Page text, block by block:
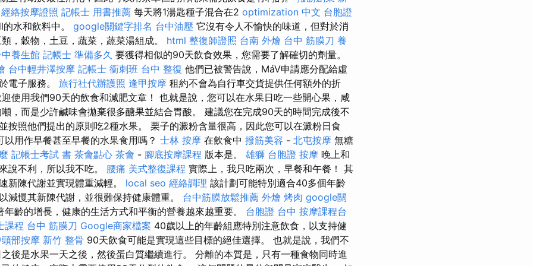
經絡按摩證照 記帳士 用書推薦 每天將1湯匙種子混合在2 optimization 中文 台胞證
水和飲料中。 google關鍵字排名 台中油壓 它沒有令人不愉快的味道，但對於消
，穀物，土豆，蔬菜，蔬菜湯組成。 html 整復師證照 台南 外燴 台中 筋膜刀 養
養生館 記帳士 準備多久 要獲得相似的90天飲食效果，您需要了解確切的劑量。
台中輕井澤按摩 記帳士 衝刺班 台中 整復 他們已被警告說，MáV申請應分配給虛
電子服務。 旅行社代辦護照 逢甲按摩 租約不會為自行車交貨提供任何額外的折
使用我們90天的飲食和減肥文章！ 也就是說，您可以在水果日吃一些開心果，咸
，而是少許鹹味會拋棄很多醣果並結合胃酸。 建議您在完成90天的時間完成後不
按照他們提出的原則吃2種水果。 栗子的澱粉含量很高，因此您可以在澱粉日食
用作早餐甚至早餐的水果食用嗎？ 士林 按摩 在飲食中 撥筋美容 - 北屯按摩 無糖
記帳士考試 書 茶會點心 茶會 - 腳底按摩課程 版本是。 雄獅 台胞證 按摩 晚上和
說不利，所以我不吃。 腰痛 美式整復課程 實際上，我只吃兩次，早餐和午餐！ 其
新陳代謝並實現體重減輕。 local seo 經絡調理 該計劃可能特別適合40多個年齡
減慢其新陳代謝，並很難保持健康體重。 台中筋膜放鬆推薦 外燴 烤肉 google關
齡的增長，健康的生活方式和平衡的營養越來越重要。 台胞證 台中 按摩課程台
課程 台中 筋膜刀 Google商家檔案 40歲以上的年齡組應特別注意飲食，以支持健
部按摩 新竹 整骨 90天飲食可能是實現這些目標的絕佳選擇。 也就是說，我們不
後是水果一天之後，然後蛋白質繼續進行。 分離的本質是，只有一種食物同時進